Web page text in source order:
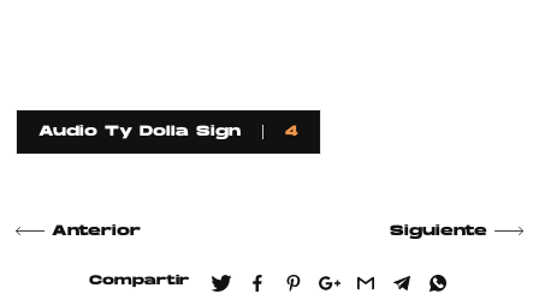
Audio Ty Dolla Sign 4
Anterior Siguiente
Compartir